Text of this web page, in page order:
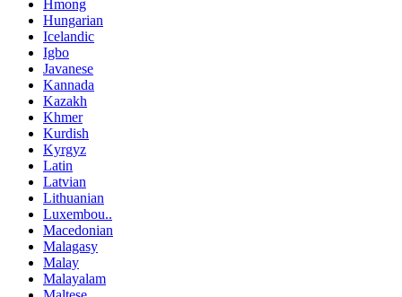
Hmong
Hungarian
Icelandic
Igbo
Javanese
Kannada
Kazakh
Khmer
Kurdish
Kyrgyz
Latin
Latvian
Lithuanian
Luxembou..
Macedonian
Malagasy
Malay
Malayalam